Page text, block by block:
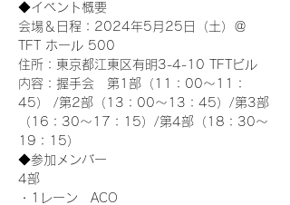
◆イベント概要
会場＆日程：2024年5月25日（土）＠
TFT ホール 500
住所：東京都江東区有明3-4-10 TFTビル
内容：握手会　第1部（11：00～11：
45） /第2部（13：00～13：45）/第3部
（16：30～17：15）/第4部（18：30～
19：15）
◆参加メンバー
4部
・1レーン　ACO